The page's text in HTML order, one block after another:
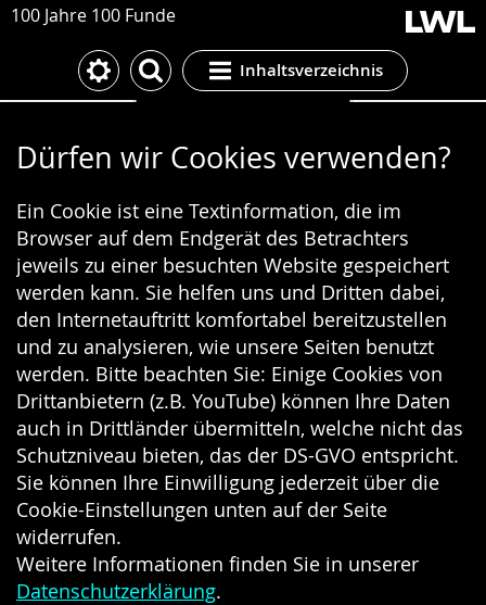
100 Jahre 100 Funde
Inhaltsverzeichnis
Cookie-Einstellungen
Dürfen wir Cookies verwenden?
Ein Cookie ist eine Textinformation, die im
Browser auf dem Endgerät des Betrachters
jeweils zu einer besuchten Website gespeichert
werden kann. Sie helfen uns und Dritten dabei,
den Internetauftritt komfortabel bereitzustellen
und zu analysieren, wie unsere Seiten benutzt
werden. Bitte beachten Sie: Einige Cookies von
Drittanbietern (z.B. YouTube) können Ihre Daten
auch in Drittländer übermitteln, welche nicht das
Schutzniveau bieten, das der DS-GVO entspricht.
Sie können Ihre Einwilligung jederzeit über die
Cookie-Einstellungen unten auf der Seite
widerrufen.
Weitere Informationen finden Sie in unserer
Datenschutzerklärung.